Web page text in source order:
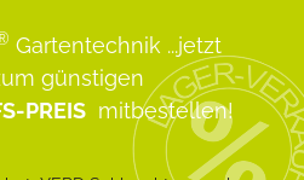
Gartentechnik ...jetzt
günstigen
PREIS mitbestellen!